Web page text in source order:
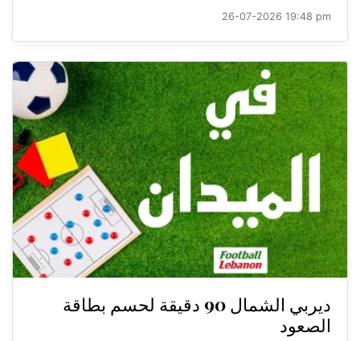
26-07-2026 19:48 pm
ديربي الشمال 90 دقيقة لحسم بطاقة
الصعود